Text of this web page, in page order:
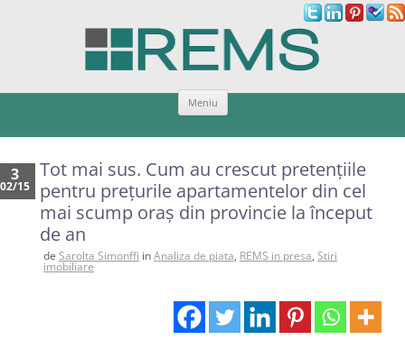
Meniu
Sari
conținut
3
02/15
Tot mai sus. Cum au crescut pretențiile
pentru prețurile apartamentelor din cel
mai scump oraș din provincie la început
de an
de Sarolta Simonffi inAnaliza de piata, REMS in presa, Stiri
imobiliare